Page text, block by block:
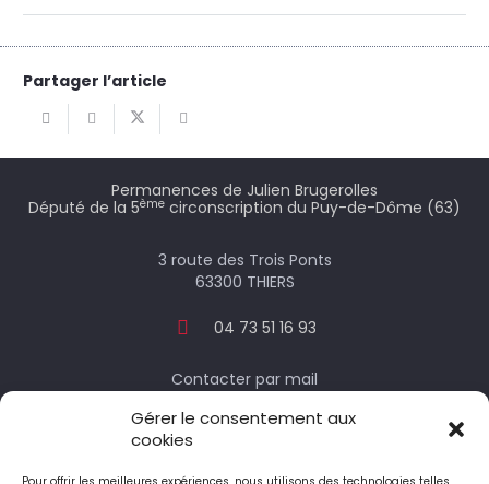
Gérer le consentement aux
cookies
Partager l’article
Permanences de Julien Brugerolles
Député de la 5ème circonscription du Puy-de-Dôme (63)
3 route des Trois Ponts
63300 THIERS
04 73 51 16 93
Contacter par mail
Votre député